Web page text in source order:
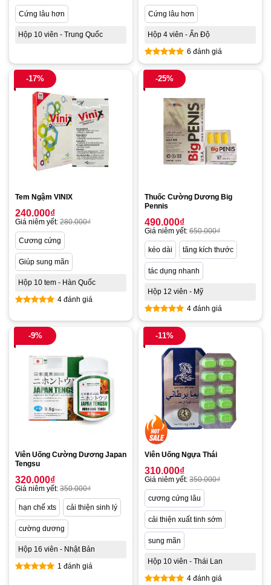
Cứng lâu hơn
Hộp 10 viên - Trung Quốc
Được xếp
hạng4.83
Cứng lâu hơn
Hộp 4 viên - Ấn Độ
6 đánh giá
-17%
Tem Ngậm VINIX
hạng5.00
5 sao
240.000₫
Giá niêm yết: 280.000₫
Cương cứng
Giúp sung mãn
Hộp 10 tem - Hàn Quốc
4 đánh giá
-25%
Thuốc Cường Dương Big
Pennis
Được xếp
hạng5.00
5 sao
490.000₫
Giá niêm yết: 650.000₫
kéo dài tăng kích thước
tác dụng nhanh
Hộp 12 viên - Mỹ
4 đánh giá
-9%
Viên Uống Cường Dương Japan
Tengsu
320.000₫
Giá niêm yết: 350.000₫
hạn chế xts cải thiện sinh lý
cường dương
Hộp 16 viên - Nhật Bản
1 đánh giá
-11%
Viên Uống Ngựa Thái
310.000₫
Giá niêm yết: 350.000₫
cương cứng lâu
cải thiện xuất tinh sớm
sung mãn
Hộp 10 viên - Thái Lan
4 đánh giá